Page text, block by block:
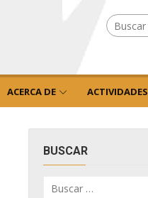
Buscar
por:
ACERCA DE ACTIVIDADES
BUSCAR
por: